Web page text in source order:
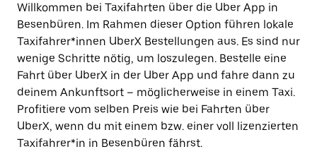
Datum
auszuwählen.
Drücke
die
Escape-
Taste,
um
den
Kalender
zu
schließen.
Willkommen bei Taxifahrten über die Uber App in
Besenbüren. Im Rahmen dieser Option führen lokale
Taxifahrer*innen UberX Bestellungen aus. Es sind nur
wenige Schritte nötig, um loszulegen. Bestelle eine
Fahrt über UberX in der Uber App und fahre dann zu
deinem Ankunftsort – möglicherweise in einem Taxi.
Profitiere vom selben Preis wie bei Fahrten über
UberX, wenn du mit einem bzw. einer voll lizenzierten
Taxifahrer*in in Besenbüren fährst.